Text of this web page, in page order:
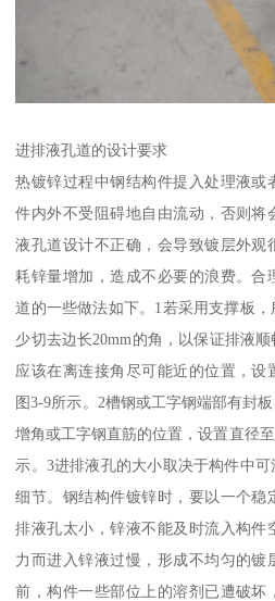
进排液孔道的设计要求
热镀锌过程中钢结构件提入处理液或
件内外不受阻碍地自由流动，否则将
液孔道设计不正确，会导致镀层外观
耗锌量增加，造成不必要的浪费。合
道的一些做法如下。1若采用支撑板
少切去边长20mm的角，以保证排液
应该在离连接角尽可能近的位置，设
图3-9所示。2槽钢或工字钢端部有封
增角或工字钢直筋的位置，设置直径
示。3进排液孔的大小取决于构件中
细节。钢结构件镀锌时，要以一个稳
排液孔太小，锌液不能及时流入构件
力而进入锌液过慢，形成不均匀的镀
前，构件一些部位上的溶剂已遭破坏